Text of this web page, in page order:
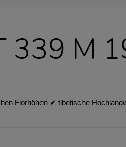
339 M
Florhöhen ✔︎ tibetische